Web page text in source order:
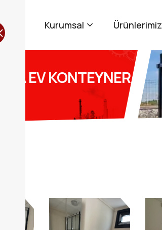
Kurumsal Ürünlerimiz
EV KONTEYNER